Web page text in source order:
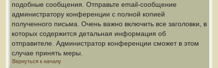
подобные сообщения. Отправьте email-сообщение
администратору конференции с полной копией
полученного письма. Очень важно включить все заголовки, в
которых содержится детальная информация об
отправителе. Администратор конференции сможет в этом
случае принять меры.
Вернуться к началу